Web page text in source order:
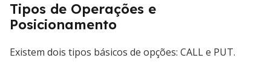
Tipos de Operações e
Posicionamento
Existem dois tipos básicos de opções: CALL e PUT.